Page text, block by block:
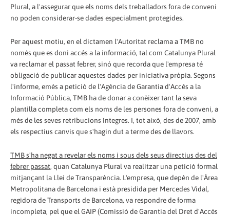
Plural, a l'assegurar que els noms dels treballadors fora de conveni
no poden considerar-se dades especialment protegides.
Per aquest motiu, en el dictamen l'Autoritat reclama a TMB no
només que es doni accés a la informació, tal com Catalunya Plural
va reclamar el passat febrer, sinó que recorda que l'empresa té
obligació de publicar aquestes dades per iniciativa pròpia. Segons
l'informe, emès a petició de l'Agència de Garantia d'Accés a la
Informació Pública, TMB ha de donar a conèixer tant la seva
plantilla completa com els noms de les persones fora de conveni, a
més de les seves retribucions íntegres. I, tot això, des de 2007, amb
els respectius canvis que s'hagin dut a terme des de llavors.
TMB s'ha negat a revelar els noms i sous dels seus directius des del
febrer passat, quan Catalunya Plural va realitzar una petició formal
mitjançant la Llei de Transparència. L'empresa, que depèn de l'Àrea
Metropolitana de Barcelona i està presidida per Mercedes Vidal,
regidora de Transports de Barcelona, va respondre de forma
incompleta, pel que el GAIP (Comissió de Garantia del Dret d'Accés